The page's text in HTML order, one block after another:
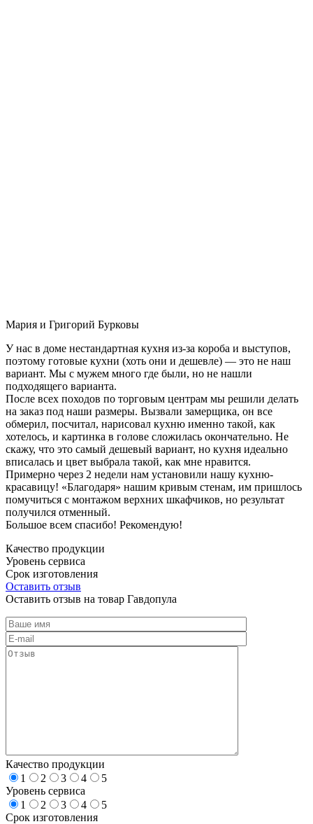
Мария и Григорий Бурковы
У нас в доме нестандартная кухня из-за короба и выступов,
поэтому готовые кухни (хоть они и дешевле) — это не наш
вариант. Мы с мужем много где были, но не нашли
подходящего варианта.
После всех походов по торговым центрам мы решили делать
на заказ под наши размеры. Вызвали замерщика, он все
обмерил, посчитал, нарисовал кухню именно такой, как
хотелось, и картинка в голове сложилась окончательно. Не
скажу, что это самый дешевый вариант, но кухня идеально
вписалась и цвет выбрала такой, как мне нравится.
Примерно через 2 недели нам установили нашу кухню-
красавицу! «Благодаря» нашим кривым стенам, им пришлось
помучиться с монтажом верхних шкафчиков, но результат
получился отменный.
Большое всем спасибо! Рекомендую!
Качество продукции
Уровень сервиса
Срок изготовления
Оставить отзыв
Оставить отзыв на товар Гавдопула
Качество продукции
1
2 3 4
5
Уровень сервиса
1
2 3 4
5
Срок изготовления